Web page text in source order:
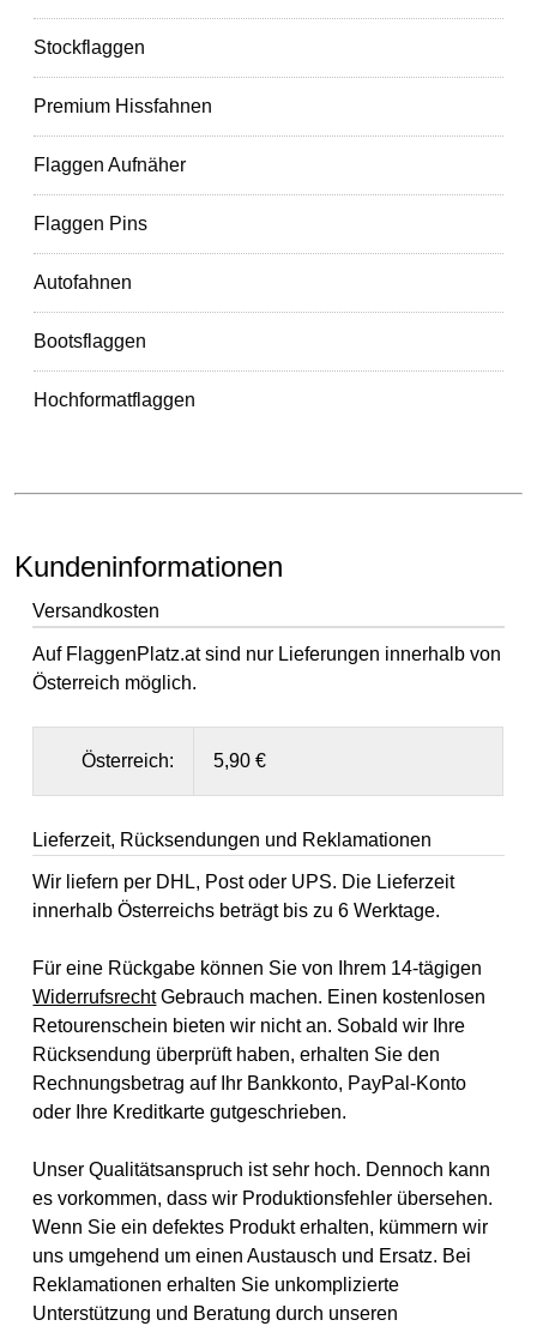
Stockflaggen
Premium Hissfahnen
Flaggen Aufnäher
Flaggen Pins
Autofahnen
Bootsflaggen
Hochformatflaggen
Kundeninformationen
Versandkosten
Auf FlaggenPlatz.at sind nur Lieferungen innerhalb von
Österreich möglich.
Österreich: 5,90 €
Lieferzeit, Rücksendungen und Reklamationen
Wir liefern per DHL, Post oder UPS. Die Lieferzeit
innerhalb Österreichs beträgt bis zu 6 Werktage.
Für eine Rückgabe können Sie von Ihrem 14-tägigen
WiderrufsrechtGebrauch machen. Einen kostenlosen
Retourenschein bieten wir nicht an. Sobald wir Ihre
Rücksendung überprüft haben, erhalten Sie den
Rechnungsbetrag auf Ihr Bankkonto, PayPal-Konto
oder Ihre Kreditkarte gutgeschrieben.
Unser Qualitätsanspruch ist sehr hoch. Dennoch kann
es vorkommen, dass wir Produktionsfehler übersehen.
Wenn Sie ein defektes Produkt erhalten, kümmern wir
uns umgehend um einen Austausch und Ersatz. Bei
Reklamationen erhalten Sie unkomplizierte
Unterstützung und Beratung durch unseren